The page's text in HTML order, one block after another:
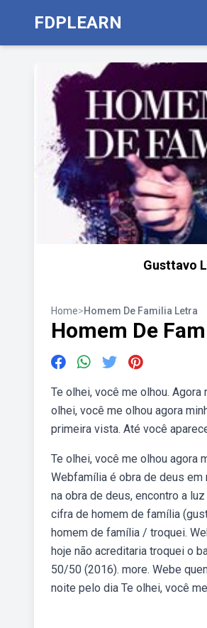
FDPLEARN
Gusttavo
Home>Homem De Familia Letra
Homem De
Te olhei, você me olhou.
olhei, você me olhou agora
primeira vista. Até você
Te olhei, você me olhou agora
Webfamília é obra de deus
na obra de deus, encontro a
cifra de homem de família
homem de família / troquei.
hoje não acreditaria troquei o
50/50 (2016). more. Webe
noite pelo dia Te olhei, você